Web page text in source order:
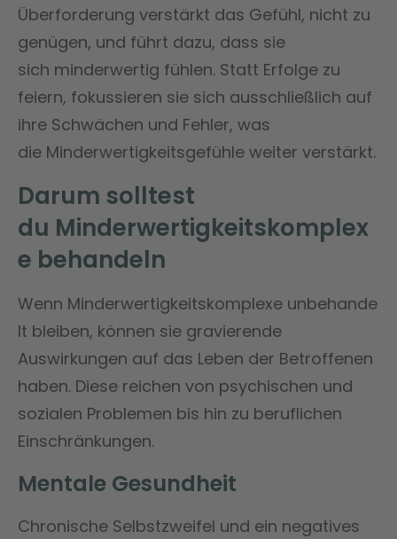
Überforderung verstärkt das Gefühl, nicht zu
genügen, und führt dazu, dass sie
sich minderwertig fühlen. Statt Erfolge zu
feiern, fokussieren sie sich ausschließlich auf
ihre Schwächen und Fehler, was
die Minderwertigkeitsgefühle weiter verstärkt​​.
Darum solltest
du Minderwertigkeitskomplex
e behandeln
Wenn Minderwertigkeitskomplexe unbehande
lt bleiben, können sie gravierende
Auswirkungen auf das Leben der Betroffenen
haben. Diese reichen von psychischen und
sozialen Problemen bis hin zu beruflichen
Einschränkungen.
Mentale Gesundheit
Chronische Selbstzweifel und ein negatives